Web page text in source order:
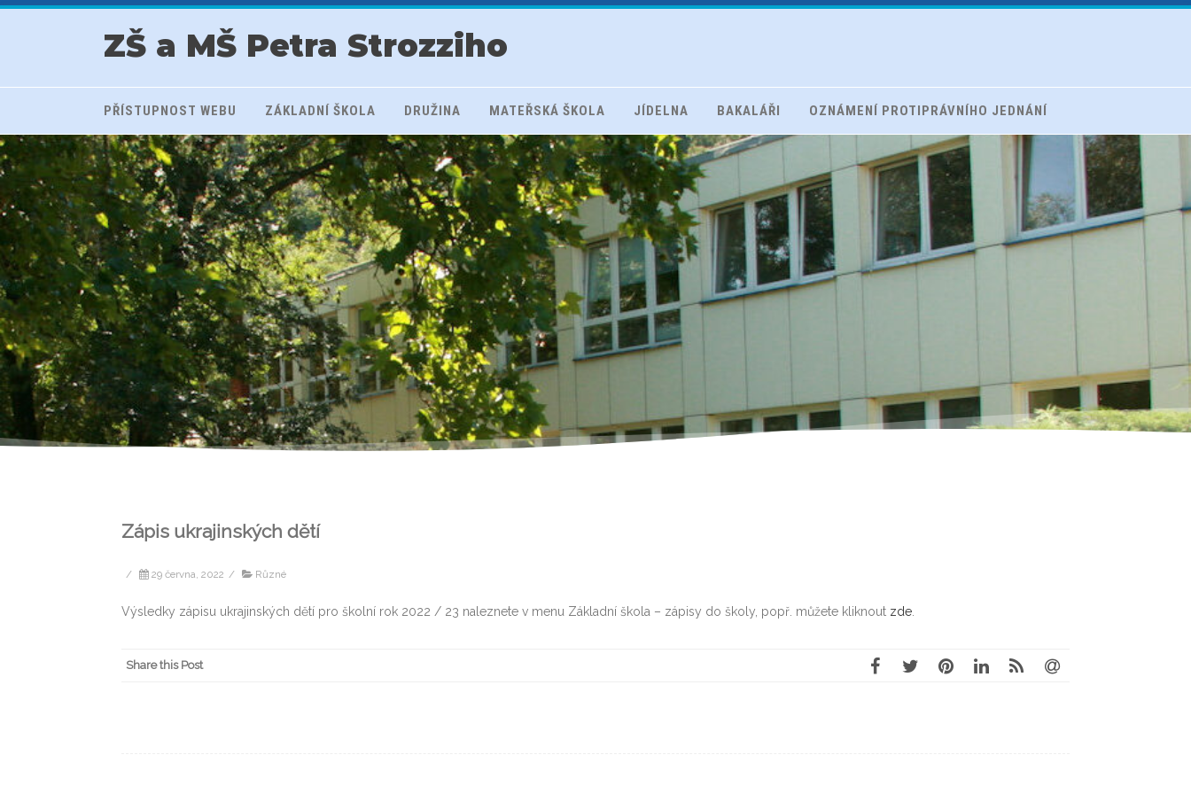
ZŠ a MŠ Petra Strozziho
PŘÍSTUPNOST WEBU ZÁKLADNÍ ŠKOLA DRUŽINA MATEŘSKÁ ŠKOLA JÍDELNA BAKALÁŘI OZNÁMENÍ PROTIPRÁVNÍHO JEDNÁNÍ
Zápis ukrajinských dětí
/ 29 června, 2022 / Různé
Výsledky zápisu ukrajinských dětí pro školní rok 2022 / 23 naleznete v menu Základní škola – zápisy do školy, popř. můžete kliknout zde.
Share this Post